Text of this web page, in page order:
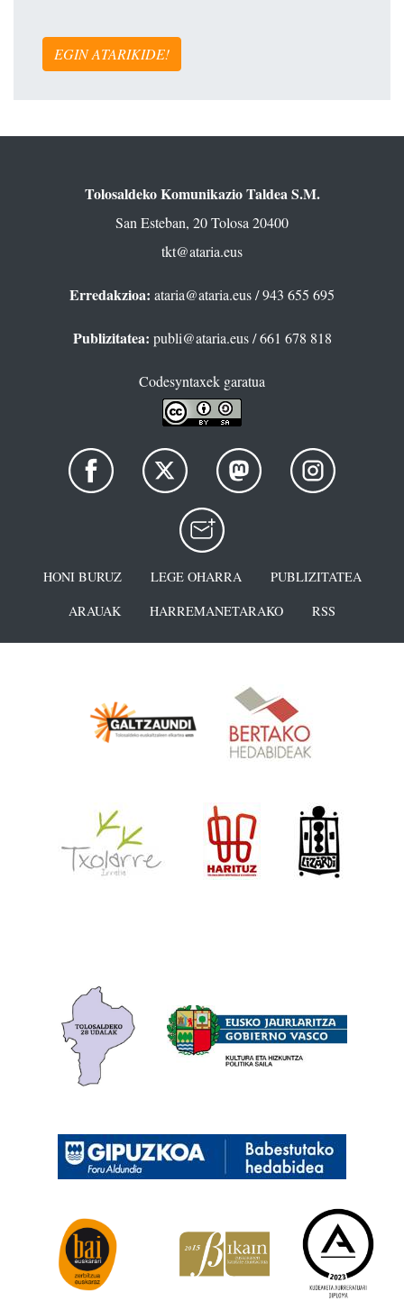
EGIN ATARIKIDE!
Tolosaldeko Komunikazio Taldea S.M.
San Esteban, 20 Tolosa 20400
tkt@ataria.eus
Erredakzioa: ataria@ataria.eus/ 943 655 695
Publizitatea: publi@ataria.eus/ 661 678 818
Codesyntaxek garatua
HONI BURUZ LEGE OHARRA
PUBLIZITATEA
ARAUAK
HARREMANETARAKO RSS